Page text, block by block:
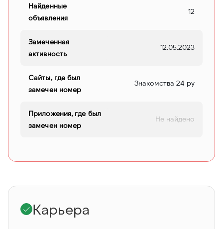
Найденные
объявления
12
Замеченная
активность
12.05.2023
Сайты, где был
замечен номер
Знакомства 24 ру
Приложения, где был
замечен номер
Не найдено
Карьера